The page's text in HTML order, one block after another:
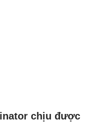
chịu được